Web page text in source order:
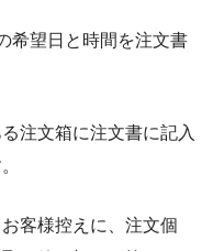
希望日と時間を注文書
注文箱に注文書に記入
客様控えに、注文個